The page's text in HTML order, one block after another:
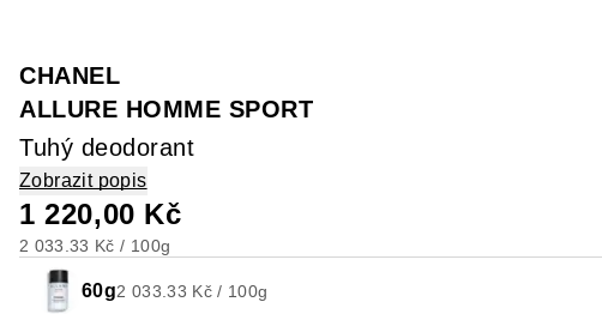
CHANEL
ALLURE HOMME SPORT
Tuhý deodorant
Zobrazit popis
1 220,00 Kč
2 033.33 Kč / 100g
60g2 033.33 Kč / 100g